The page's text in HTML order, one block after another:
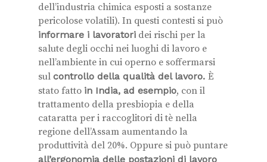
dell’industria chimica esposti a sostanze
pericolose volatili). In questi contesti si può
informare i lavoratori dei rischi per la
salute degli occhi nei luoghi di lavoro e
nell’ambiente in cui operno e soffermarsi
sul controllo della qualità del lavoro. È
stato fatto in India, ad esempio, con il
trattamento della presbiopia e della
cataratta per i raccoglitori di tè nella
regione dell’Assam aumentando la
produttività del 20%. Oppure si può puntare
all’ergonomia delle postazioni di lavoro